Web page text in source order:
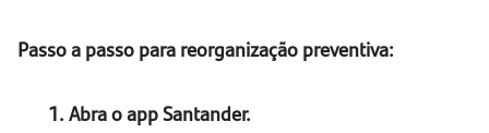
Passo a passo para reorganização preventiva:
1. Abra o app Santander.